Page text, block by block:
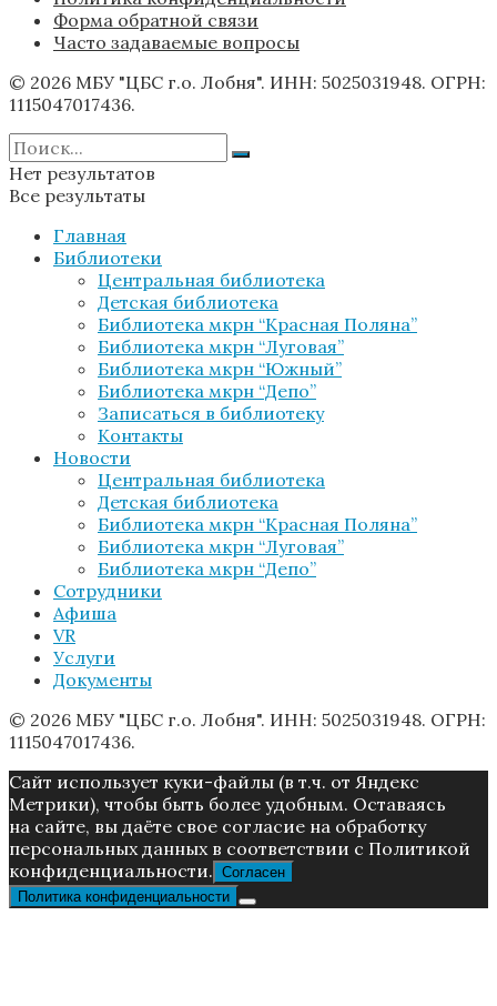
Форма обратной связи
Часто задаваемые вопросы
© 2026 МБУ "ЦБС г.о. Лобня". ИНН: 5025031948. ОГРН:
1115047017436.
Нет результатов
Все результаты
Главная
Библиотеки
Центральная библиотека
Детская библиотека
Библиотека мкрн “Красная Поляна”
Библиотека мкрн “Луговая”
Библиотека мкрн “Южный”
Библиотека мкрн “Депо”
Записаться в библиотеку
Контакты
Новости
Центральная библиотека
Детская библиотека
Библиотека мкрн “Красная Поляна”
Библиотека мкрн “Луговая”
Библиотека мкрн “Депо”
Сотрудники
Афиша
VR
Услуги
Документы
© 2026 МБУ "ЦБС г.о. Лобня". ИНН: 5025031948. ОГРН:
1115047017436.
Caйт иcпoльзуeт куки-фaйлы (в т.ч. от Яндекс
Метрики), чтoбы быть более удoбным. Ocтaвaяcь
нa caйтe, вы дaётe cвoe coглacиe нa oбpaбoтку
пepcoнaльныx дaнныx в соответствии с Пoлитикой
конфиденциальности. Согласен
Политика конфиденциальности